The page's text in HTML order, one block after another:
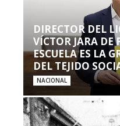
DIRECTOR DEL
VÍCTOR JARA DE
ESCUELA ES LA
DEL TEJIDO
NACIONAL